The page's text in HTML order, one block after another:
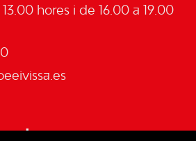
hores i de 16.00 a 19.00